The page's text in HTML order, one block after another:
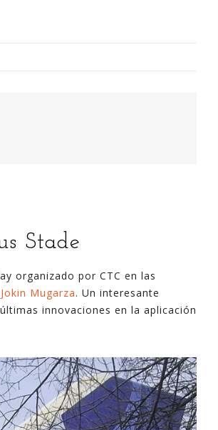
Busco
narren
lazo
apoyo
En este
Stade
organizado por CTC en las
Jokin Mugarza. Un interesante
innovaciones en la aplicación